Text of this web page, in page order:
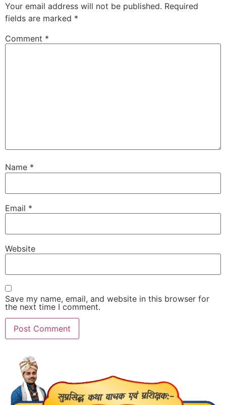
Your email address will not be published. Required
fields are marked *
Comment *
Name *
Email *
Website
Save my name, email, and website in this browser for
the next time I comment.